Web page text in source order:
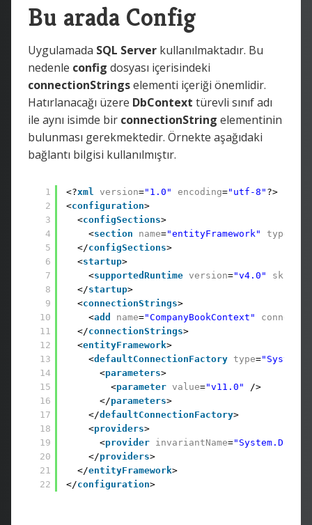
Bu arada Config
Uygulamada SQL Server kullanılmaktadır. Bu
nedenle config dosyası içerisindeki
connectionStringselementi içeriği önemlidir.
Hatırlanacağı üzere DbContext türevli sınıf adı
ile aynı isimde bir connectionString elementinin
bulunması gerekmektedir. Örnekte aşağıdaki
bağlantı bilgisi kullanılmıştır.
1
2
3
4
5
6
7
8
9
10
11
12
13
14
15
16
17
18
19
20
21
22
<?xml version="1.0" encoding="utf-8" ?>
<configuration>
<configSections>
<section name="entityFramework" type
</configSections>
<startup>
<supportedRuntime version="v4.0" sku
</startup>
<connectionStrings>
<add name="CompanyBookContext"
</connectionStrings>
<entityFramework>
<defaultConnectionFactory type=
<parameters>
<parameter value="v11.0"
/>
</parameters>
</defaultConnectionFactory>
<providers>
<provider invariantName=
</providers>
</entityFramework>
</configuration>